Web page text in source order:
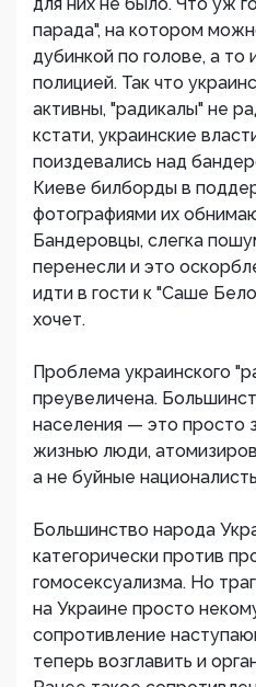
парада", на котором
дубинкой по голове, а
полицией. Так что
активны, "радикалы" не
кстати, украинские
поиздевались над
Киеве билборды в
фотографиями их
Бандеровцы, слегка
перенесли и это
идти в гости к "Саше
хочет.
Проблема украинского
преувеличена.
населения — это просто
жизнью люди,
а не буйные
Большинство народа
категорически против
гомосексуализма. Но
на Украине просто
сопротивление
теперь возглавить и